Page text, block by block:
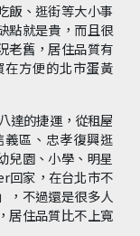
飯、逛街等大小事
點就是貴，而且很
老舊，居住品質有
方便的北市蛋黃
達的捷運，從租屋
區、忠孝復興逛
兒園、小學、明星
回家，在台北市不
，不過還是很多人
居住品質比不上寬